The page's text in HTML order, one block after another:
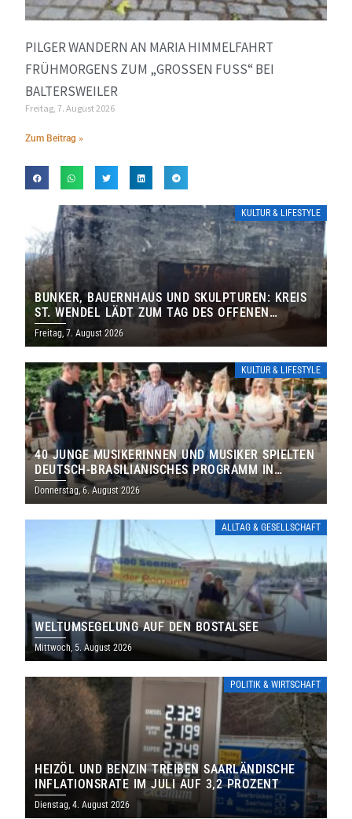
PILGER WANDERN AN MARIA HIMMELFAHRT
FRÜHMORGENS ZUM „GROSSEN FUSS“ BEI BA
LTERSWEILER
Freitag, 7. August 2026
Zum Beitrag »
KULTUR & LIFESTYLE
BUNKER, BAUERNHAUS UND SKULPTUREN: KREIS
ST. WENDEL LÄDT ZUM TAG DES OFFENEN
DENKMALS EIN
Freitag, 7. August 2026
KULTUR & LIFESTYLE
40 JUNGE MUSIKERINNEN UND MUSIKER SPIELTEN
DEUTSCH-BRASILIANISCHES PROGRAMM IN
THOLEY
Donnerstag, 6. August 2026
ALLTAG & GESELLSCHAFT
WELTUMSEGELUNG AUF DEN BOSTALSEE
Mittwoch, 5. August 2026
POLITIK & WIRTSCHAFT
HEIZÖL UND BENZIN TREIBEN SAARLÄNDISCHE
INFLATIONSRATE IM JULI AUF 3,2 PROZENT
Dienstag, 4. August 2026